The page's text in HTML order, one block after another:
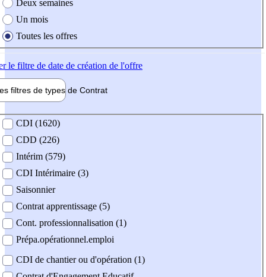
Deux semaines
Un mois
Toutes les offres
le filtre de date de création de l'offre
filtres de types de Contrat
contrat
CDI (1620)
CDD (226)
Intérim (579)
CDI Intérimaire (3)
Saisonnier
Contrat apprentissage (5)
Cont. professionnalisation (1)
Prépa.opérationnel.emploi
CDI de chantier ou d'opération (1)